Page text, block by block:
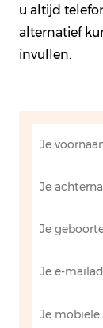
u altijd
alternatief
invullen.